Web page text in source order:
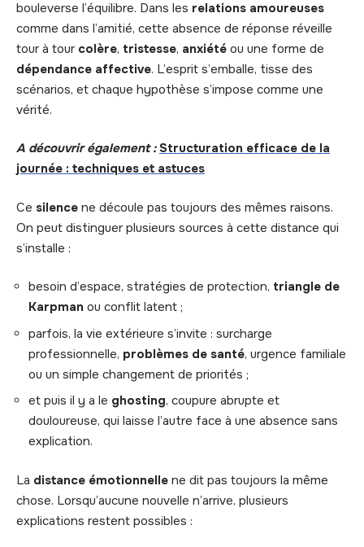
bouleverse l’équilibre. Dans les relations amoureuses
comme dans l’amitié, cette absence de réponse réveille
tour à tour colère, tristesse, anxiété ou une forme de
dépendance affective. L’esprit s’emballe, tisse des
scénarios, et chaque hypothèse s’impose comme une
vérité.
A découvrir également : Structuration efficace de la
journée : techniques et astuces
Ce silence ne découle pas toujours des mêmes raisons.
On peut distinguer plusieurs sources à cette distance qui
s’installe :
besoin d’espace, stratégies de protection, triangle de
Karpman ou conflit latent ;
parfois, la vie extérieure s’invite : surcharge
professionnelle, problèmes de santé, urgence familiale
ou un simple changement de priorités ;
et puis il y a le ghosting, coupure abrupte et
douloureuse, qui laisse l’autre face à une absence sans
explication.
La distance émotionnelle ne dit pas toujours la même
chose. Lorsqu’aucune nouvelle n’arrive, plusieurs
explications restent possibles :